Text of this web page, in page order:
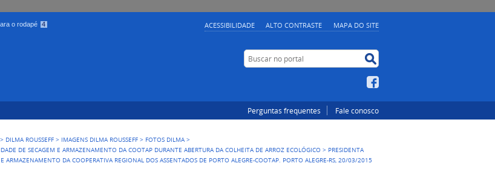
o rodapé 4 ACESSIBILIDADE ALTO CONTRASTE MAPA DO SITE
Buscar no portal
Perguntas frequentes Fale conosco
> DILMA ROUSSEFF > IMAGENS DILMA ROUSSEFF > FOTOS DILMA >
DE SECAGEM E ARMAZENAMENTO DA COOTAP DURANTE ABERTURA DA COLHEITA DE ARROZ ECOLÓGICO > PRESIDENTA
ARMAZENAMENTO DA COOPERATIVA REGIONAL DOS ASSENTADOS DE PORTO ALEGRE-COOTAP. PORTO ALEGRE-RS, 20/03/2015